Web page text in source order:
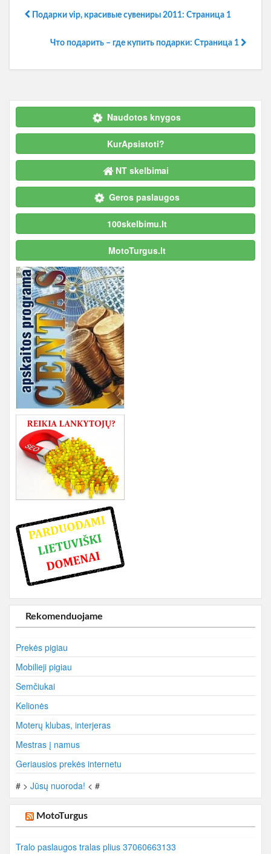
Подарки vip, красивые сувениры 2011: Страница 1
Что подарить – где купить подарки: Страница 1
Naudotos knygos
KurApsistoti?
NT skelbimai
Geros paslaugos
100skelbimu.lt
MotoTurgus.lt
Rekomenduojame
Prekės pigiau
Mobilieji pigiau
Semčiukai
Kelionės
Moterų klubas, interjeras
Mestras į namus
Geriausios prekės internetu
# > Jūsų nuoroda! < #
MotoTurgus
Tralo paslaugos tralas plius 37060663133